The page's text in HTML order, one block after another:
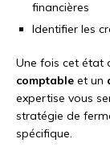
financières
Identifier les
Une fois cet état
comptable et un
expertise vous
stratégie de
spécifique.